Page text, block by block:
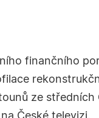
finančního
ze středních
České televizi.